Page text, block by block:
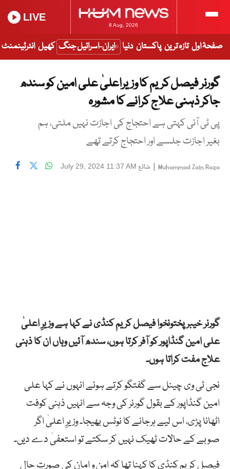
8 Aug, 2026
LIVE
صفحۂ اول تازہ ترین پاکستان دنیا ایران-اسرائیل جنگ کھیل انٹرٹینمنٹ
گورنر فیصل کریم کا وزیراعلیٰ علی امین کو سندھ
جاکر ذہنی علاج کرانے کا مشورہ
پی ٹی آئی کہتی ہے احتجاج کی اجازت نہیں ملتی، ہم
بغیر اجازت جلسے اور احتجاج کرتے تھے
Muhammad Zain Raza
| شائع July 29, 2024 11:37 AM
گورنر خیبرپختونخوا فیصل کریم کنڈی نے کہا ہے وزیرِ اعلیٰ
علی امین گنڈاپور کو آفر کرتا ہوں، سندھ آئیں وہاں ان کا ذہنی
علاج مفت کراتا ہوں۔
نجی ٹی وی چینل سے گفتگو کرتے ہوئے انہوں نے کہا علی
امین گنڈاپور کے بقول گورنر کی وجہ سے انہیں ذہنی کوفت
اٹھانا پڑی، اس لیے ہرجانے کا نوٹس بھیجا۔ وزیرِ اعلیٰ اگر
صوبے کے حالات ٹھیک نہیں کر سکتے تو استعفیٰ دے دیں۔
فیصل کریم کنڈی کا کہنا تھا کہ امن و امان کی صورتِ حال